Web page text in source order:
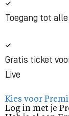
Toegang tot
Gratis ticket
Live
Kies voor
Log in met je